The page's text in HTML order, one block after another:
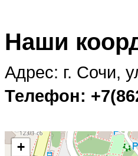
Наши
Адрес: г. Сочи,
Телефон:
+